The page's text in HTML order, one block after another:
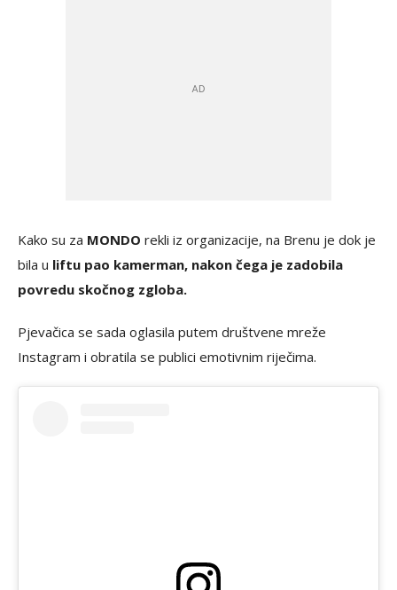
Kako su za MONDO rekli iz organizacije, na Brenu je dok je
bila u liftu pao kamerman, nakon čega je zadobila
povredu skočnog zgloba.
Pjevačica se sada oglasila putem društvene mreže
Instagram i obratila se publici emotivnim riječima.